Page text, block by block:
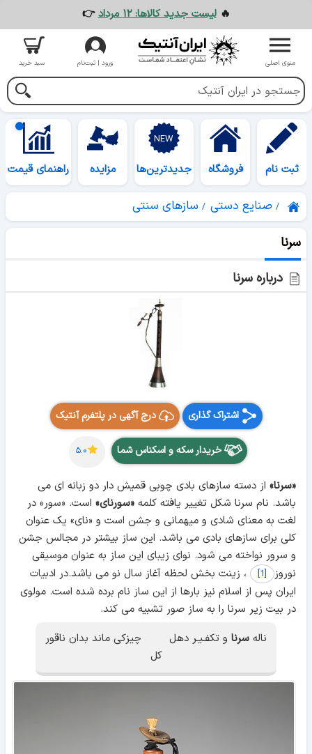
🔥لیست جدید کالاها: ۱۲ مرداد 👉
منوی اصلی ورود | ثبت‌نام سبد خرید
ثبت نام فروشگاه جدیدترین‌ها مزایده راهنمای قیمت
صنایع دستی سازهای سنتی
سرنا
درباره سرنا
اشتراک گذاری درج آگهی در پلتفرم آنتیک
خریدار سکه و اسکناس شما ۵.۰
«سرنا» از دسته سازهای بادی چوبی قمیش دار دو زبانه ای می
باشد. نام سرنا شکل تغییر یافته کلمه «سورنای» است. «سور» در
لغت به معنای شادی و میهمانی و جشن است و «نای» یک عنوان
کلی برای سازهای بادی می باشد. این ساز بیشتر در مجالس جشن
و سرور نواخته می شود. نوای زیبای این ساز به عنوان موسیقی
نوروز
[1]
، زینت بخش لحظه آغاز سال نو می باشد.در ادبیات
ایران پس از اسلام نیز بارها از این ساز نام برده شده است. مولوی
در بیت زیر سرنا را به ساز صور تشبیه می کند.
ناله سرنا و تکفـیـر دهل چیزکی ماند بدان ناقور
کل